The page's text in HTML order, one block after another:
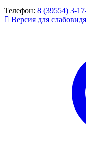
Телефон: 8 (39554) 3-
Версия для